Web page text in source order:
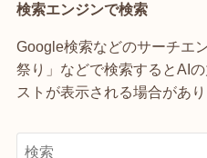
検索エンジンで検索
Google検索などのサーチエ
祭り」などで検索するとAI
ストが表示される場合があ